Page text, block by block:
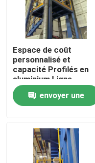
Maison
Produits
VR Show
Au sujet de nous
Espace de coût
personnalisé et
capacité Profilés en
aluminium Ligne
verticale de
revêtement en poudre
haute performance
envoyer une